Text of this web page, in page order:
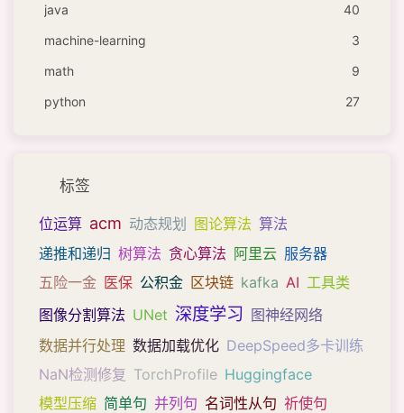
java
40
machine-learning
3
math
9
python
27
标签
位运算 acm 动态规划 图论算法 算法
递推和递归 树算法 贪心算法 阿里云 服务器
五险一金 医保 公积金 区块链 kafka AI 工具类
图像分割算法 UNet 深度学习 图神经网络
数据并行处理 数据加载优化 DeepSpeed多卡训练
NaN检测修复 TorchProfile Huggingface
模型压缩 简单句 并列句 名词性从句 祈使句